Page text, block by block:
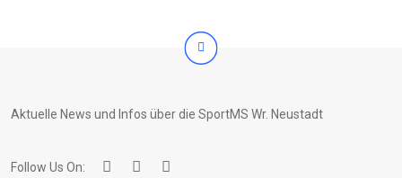
Aktuelle News und Infos über die SportMS Wr. Neustadt
Follow Us On: